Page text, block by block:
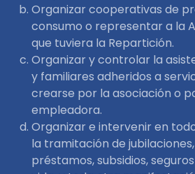
Organizar cooperativas de
consumo o representar a la
que tuviera la Repartición.
Organizar y controlar la
y familiares adheridos a
crearse por la asociación o
empleadora.
Organizar e intervenir en
la tramitación de
préstamos, subsidios,